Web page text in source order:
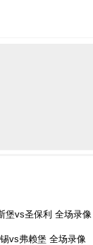
堡vs圣保利 全场录像
vs弗赖堡 全场录像